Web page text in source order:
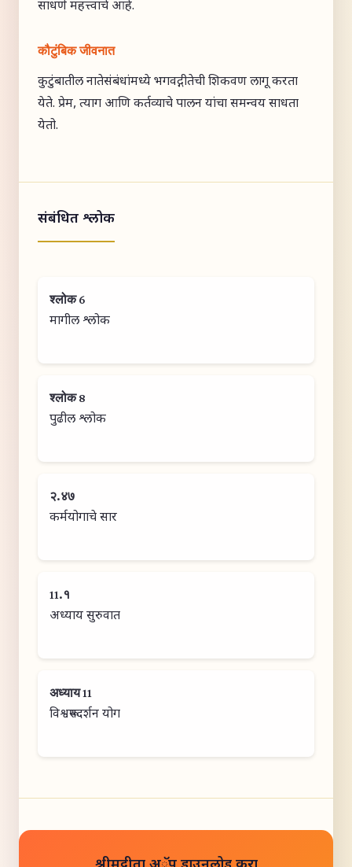
साधणे महत्त्वाचे आहे.
कौटुंबिक जीवनात
कुटुंबातील नातेसंबंधांमध्ये भगवद्गीतेची शिकवण लागू करता
येते. प्रेम, त्याग आणि कर्तव्याचे पालन यांचा समन्वय साधता
येतो.
संबंधित श्लोक
श्लोक 6
मागील श्लोक
श्लोक 8
पुढील श्लोक
२.४७
कर्मयोगाचे सार
11.१
अध्याय सुरुवात
अध्याय 11
विश्वरूपदर्शन योग